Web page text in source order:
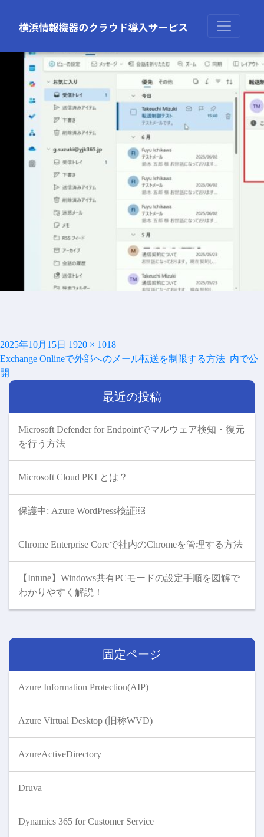
次の画像
投
稿
日:
2025年10月15日 フ
ル
1920 × 1018
投
稿
ナ
Exchange Onlineで外部へのメール転送を制限する方法 内で公
開
最近の投稿
Microsoft Defender for Endpointでマルウェア検知・復元
を行う方法
Microsoft Cloud PKI とは？
保護中: Azure WordPress検証￼
Chrome Enterprise Coreで社内のChromeを管理する方法
【Intune】Windows共有PCモードの設定手順を図解で
わかりやすく解説！
固定ページ
Azure Information Protection(AIP)
Azure Virtual Desktop (旧称WVD)
AzureActiveDirectory
Druva
Dynamics 365 for Customer Service